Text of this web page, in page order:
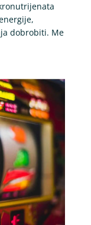
dobrobiti. Me